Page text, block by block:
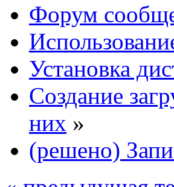
Форум
Установка
Создание
них »
(решено)